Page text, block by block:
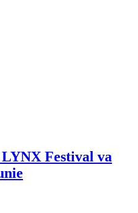
Festival va